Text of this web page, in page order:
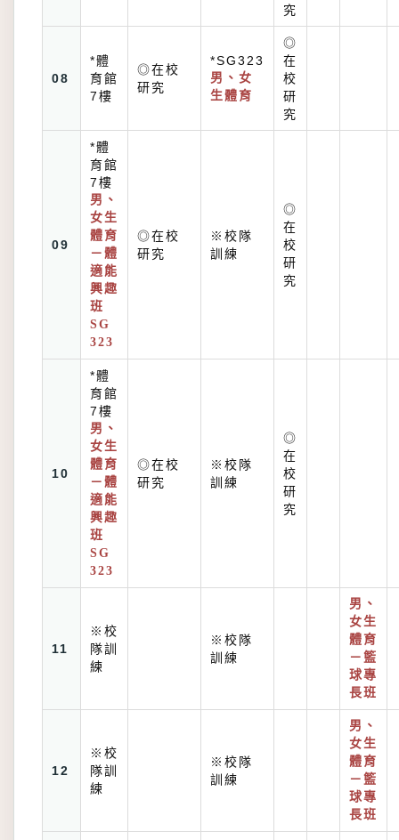
究
08
*體
育館
7樓
◎在校
研究
*SG323
男、女
生體育
◎
在
校
研
究
09
*體
育館
7樓
男、
女生
體育
－體
適能
興趣
班
SG
323
◎在校
研究
※校隊
訓練
◎
在
校
研
究
10
*體
育館
7樓
男、
女生
體育
－體
適能
興趣
班
SG
323
◎在校
研究
※校隊
訓練
◎
在
校
研
究
11
※校
隊訓
練
※校隊
訓練
男、
女生
體育
－籃
球專
長班
12
※校
隊訓
練
※校隊
訓練
男、
女生
體育
－籃
球專
長班